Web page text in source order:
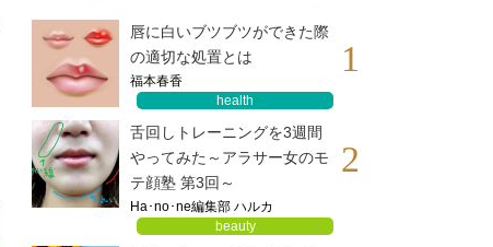
唇に白いブツブツができた際
の適切な処置とは
福本春香
health
1
舌回しトレーニングを3週間
やってみた～アラサー女のモ
テ顔塾 第3回～
Ha･no･ne編集部 ハルカ
beauty
2